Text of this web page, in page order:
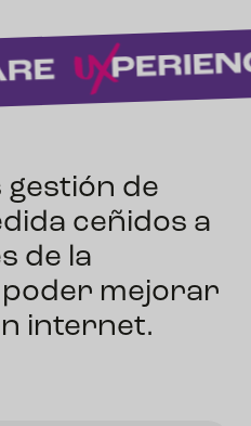
de
ceñidos a
de la
mejorar
internet.